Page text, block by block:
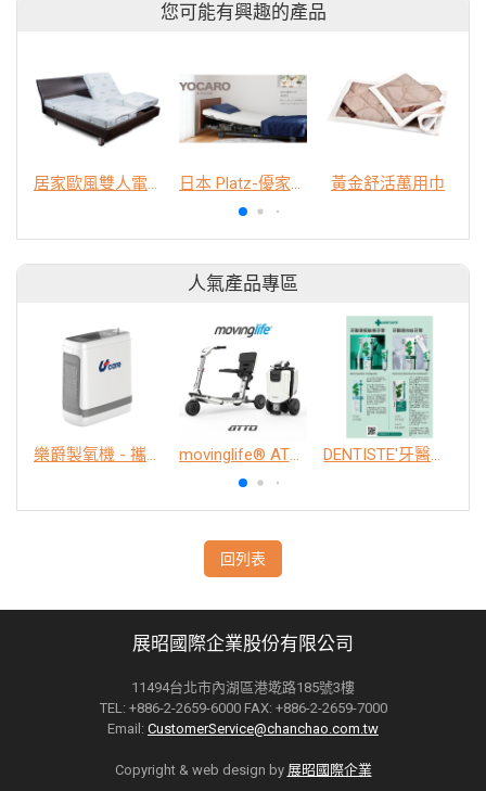
您可能有興趣的產品
居家歐風雙人電動床 日本 Platz-優家樂居家電動照護床 黃金舒活萬用巾
人氣產品專區
樂爵製氧機 - 攜帶型 movinglife® ATTO新世代電動代步車 經典款 DENTISTE'牙醫選極敏感牙膏、抗蛀牙膏
回列表
展昭國際企業股份有限公司
11494台北市內湖區港墘路185號3樓
TEL: +886-2-2659-6000 FAX: +886-2-2659-7000
Email: CustomerService@chanchao.com.tw
Copyright & web design by 展昭國際企業